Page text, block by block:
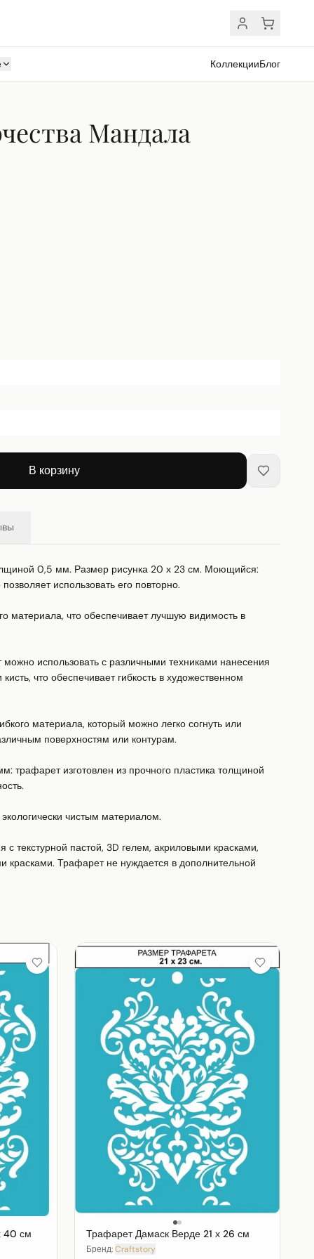
КоллекцииБлог
Мандала
В корзину
0,5 мм. Размер рисунка 20 х 23 см. Моющийся:
использовать его повторно.
материала, что обеспечивает лучшую видимость в
использовать с различными техниками нанесения
что обеспечивает гибкость в художественном
материала, который можно легко согнуть или
поверхностям или контурам.
изготовлен из прочного пластика толщиной
чистым материалом.
текстурной пастой, 3D гелем, акриловыми красками,
Трафарет не нуждается в дополнительной
40 см Трафарет Дамаск Верде 21 х 26 см
Бренд:Craftstory